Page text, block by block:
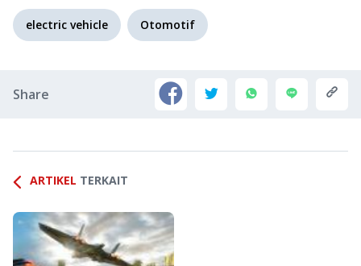
electric vehicle Otomotif
Share
ARTIKEL TERKAIT